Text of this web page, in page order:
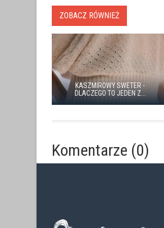
ZOBACZ RÓWNIEŻ
KASZMIROWY SWETER -
DLACZEGO TO JEDEN Z...
Komentarze (0)